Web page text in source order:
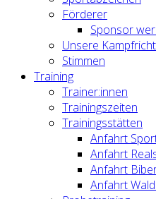
Förderer
Sponsor
Unsere
Stimmen
Training
Trainer:innen
Trainingszeiten
Trainingsstätten
Anfahrt
Anfahrt
Anfahrt
Anfahrt